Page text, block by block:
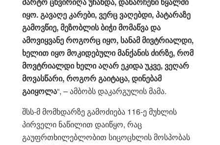
იყო. გავაღე კარები, ვერც ვაღებდი, პატარაზე
გამოვწიე, მეზობლის ბიჭი მომაწვა და
ამოვიყვანე როგორც იყო, სანამ მივტრიალდი,
ხელით იყო მოკიდებული მანქანის ძირზე, რომ
მოვტრიალდი ხელი აღარ ეკიდა უკვე, ვეღარ
მოვასწარი, როგორ გაიტაცა, დინებამ
გაიყოლა“, – ამბობს დაკარგულის მამა.
შსს-მ მომხდარზე გამოძიება 116-ე მუხლის
პირველი ნაწილით დაიწყო, რაც
გაუფრთხილებლობით სიცოცხლის მოსპობას